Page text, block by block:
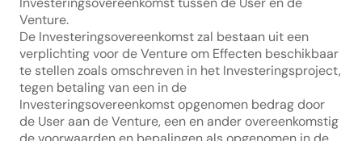
Venture.
De Investeringsovereenkomst zal bestaan uit een
verplichting voor de Venture om Effecten beschikbaar
te stellen zoals omschreven in het Investeringsproject,
tegen betaling van een in de
Investeringsovereenkomst opgenomen bedrag door
de User aan de Venture, een en ander overeenkomstig